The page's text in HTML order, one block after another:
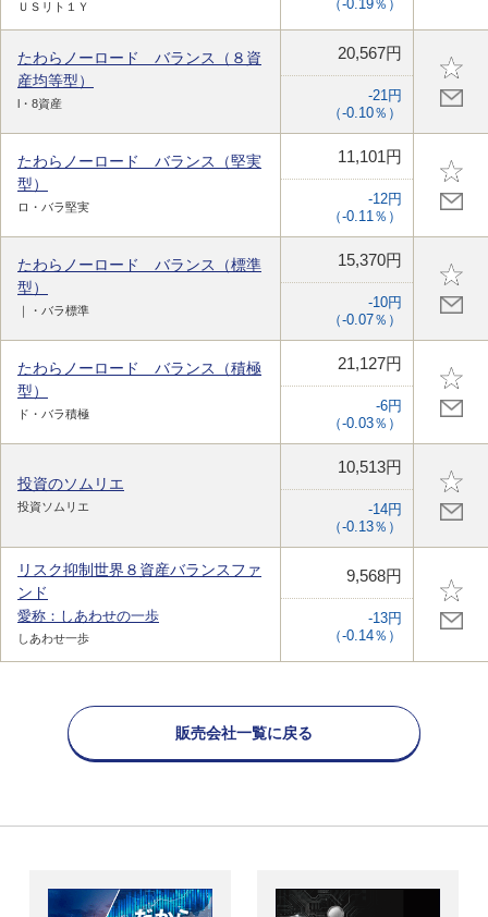
ＵＳリト１Ｙ （-0.19％）
たわらノーロード バランス（８資
産均等型）
l・8資産
20,567円
-21円
（-0.10％）
たわらノーロード バランス（堅実
型）
ロ・バラ堅実
11,101円
-12円
（-0.11％）
たわらノーロード バランス（標準
型）
｜・バラ標準
15,370円
-10円
（-0.07％）
たわらノーロード バランス（積極
型）
ド・バラ積極
21,127円
-6円
（-0.03％）
投資のソムリエ
投資ソムリエ
10,513円
-14円
（-0.13％）
リスク抑制世界８資産バランスファ
ンド
愛称：しあわせの一歩
しあわせ一歩
9,568円
-13円
（-0.14％）
販売会社一覧に戻る